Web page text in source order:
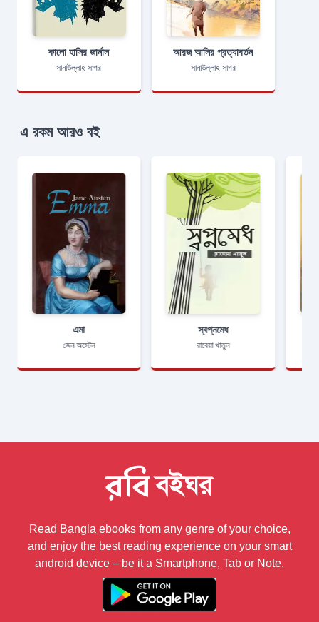
কালো হাসির জার্নাল
সানাউল্লাহ সাগর
আরজ আলির প্রত্যাবর্তন
সানাউল্লাহ সাগর
এ রকম আরও বই
এমা
জেন অস্টেন
স্বপ্নমেধ
রাবেয়া খাতুন
Read Bangla ebooks from any genre of your choice,
and enjoy the best reading experience on your smart
android device – be it a Smartphone, Tab or Note.